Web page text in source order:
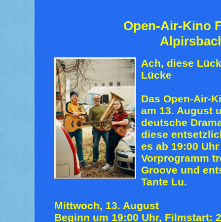
Open-Air-Kino
Ach, diese
Lücke
Das Open-Air-
am 13. August
deutsche
diese
es ab 19:00
Vorprogramm
Groove und
Tante Lu.
Mittwoch, 13. August
Beginn um 19:00 Uhr, Filmstart: